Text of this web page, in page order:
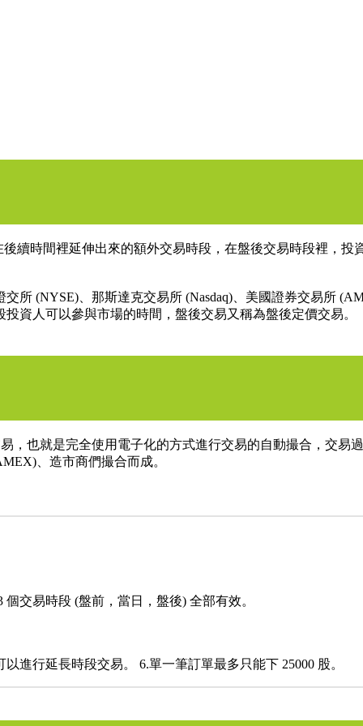
續時間裡延伸出來的額外交易時段，在盤後交易時段裡，
所 (NYSE)、那斯達克交易所 (Nasdaq)、美國證券交易所
資人可以參與市場的時間，盤後交易又稱為盤後定價交易。
，也就是完全使用電子化的方式進行交易的自動撮合，交易
、造市商們撮合而成。
交易時段 (盤前，當日，盤後) 全部有效。
進行延長時段交易。 6.單一筆訂單最多只能下 25000 股。